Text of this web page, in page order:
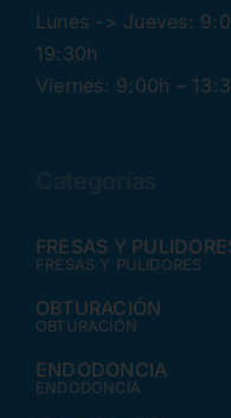
Lunes -> Jueves:
19:30h
Viernes: 9:00h –
FRESAS Y
FRESAS Y PULIDORES
OBTURACIÓN
OBTURACIÓN
ENDODONCIA
ENDODONCIA